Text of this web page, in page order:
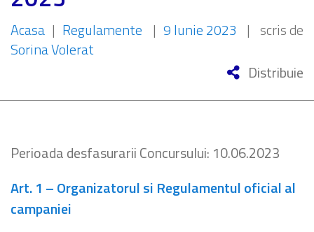
Acasa | Regulamente | 9 Iunie 2023 | scris de
Sorina Volerat
Distribuie
Perioada desfasurarii Concursului: 10.06.2023
Art. 1 – Organizatorul si Regulamentul oficial al
campaniei